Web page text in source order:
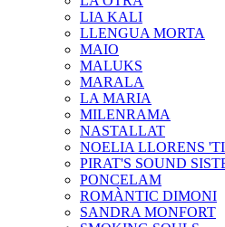
LIA KALI
LLENGUA MORTA
MAIO
MALUKS
MARALA
LA MARIA
MILENRAMA
NASTALLAT
NOELIA LLORENS
PIRAT'S SOUND
PONCELAM
ROMÀNTIC DIMONI
SANDRA MONFORT